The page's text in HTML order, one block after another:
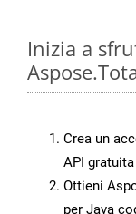
Inizia a
Crea un
API
Ottieni
per Java